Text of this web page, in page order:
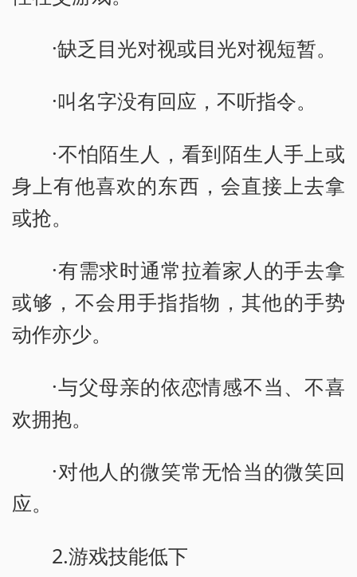
·缺乏目光对视或目光对视短暂。
·叫名字没有回应，不听指令。
·不怕陌生人，看到陌生人手上或
身上有他喜欢的东西，会直接上去拿
或抢。
·有需求时通常拉着家人的手去拿
或够，不会用手指指物，其他的手势
动作亦少。
·与父母亲的依恋情感不当、不喜
欢拥抱。
·对他人的微笑常无恰当的微笑回
应。
2.游戏技能低下